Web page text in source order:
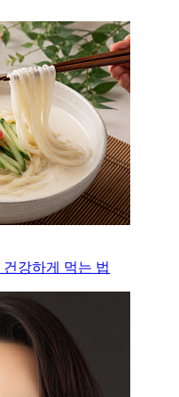
강하게 먹는 법